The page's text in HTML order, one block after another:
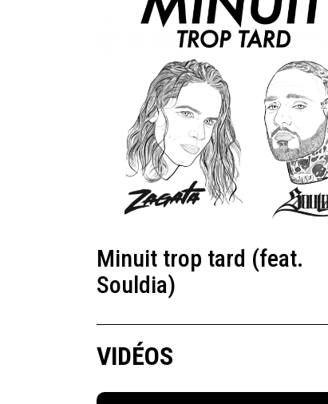
Minuit trop tard (feat.
Souldia)
VIDÉOS